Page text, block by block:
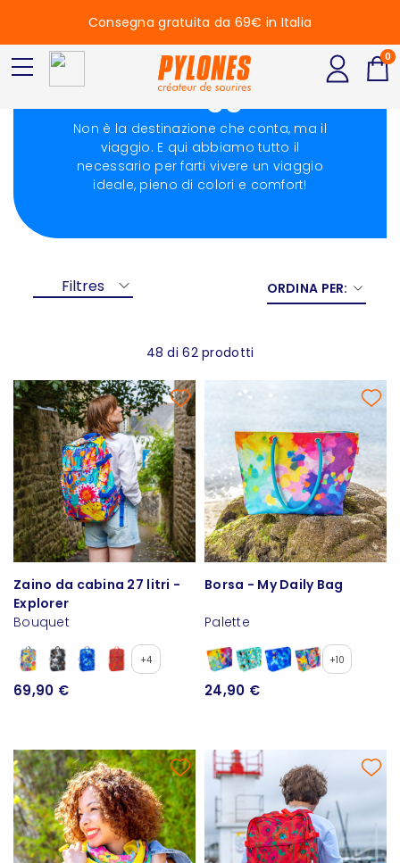
In viaggio
Non è la destinazione che conta, ma il
viaggio. E qui abbiamo tutto il
necessario per farti vivere un viaggio
ideale, pieno di colori e comfort!
Filtres ORDINA PER:
48 di 62 prodotti
Zaino da cabina 27 litri -
Explorer
Bouquet
+4
69,90 €
Borsa - My Daily Bag
Palette
+10
24,90 €
Consegna gratuita da 69€ in Italia
0